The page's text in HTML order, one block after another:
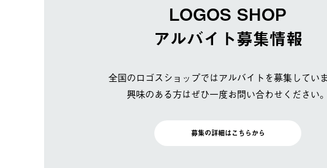
LOGOS SHOP
アルバイト募集情報
全国のロゴスショップではアルバイトを募集してい
興味のある方はぜひ一度お問い合わせください。
募集の詳細はこちらから